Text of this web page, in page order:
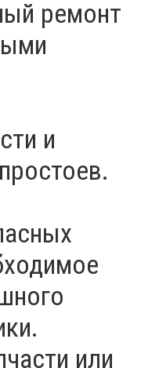
ремонт
и
или